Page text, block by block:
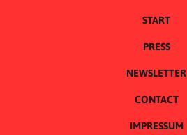
START
PRESS
NEWSLETTER
CONTACT
IMPRESSUM